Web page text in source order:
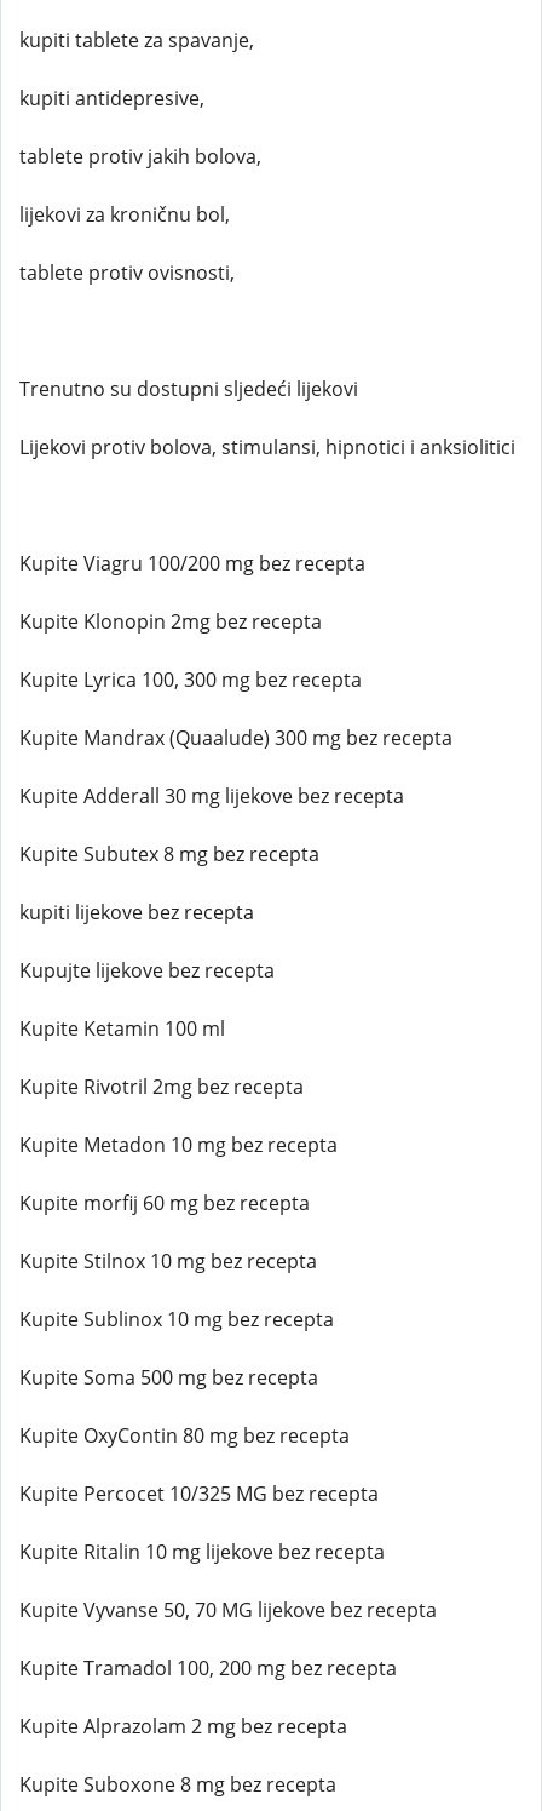
kupiti tablete za spavanje,
kupiti antidepresive,
tablete protiv jakih bolova,
lijekovi za kroničnu bol,
tablete protiv ovisnosti,
Trenutno su dostupni sljedeći lijekovi
Lijekovi protiv bolova, stimulansi, hipnotici i anksiolitici
Kupite Viagru 100/200 mg bez recepta
Kupite Klonopin 2mg bez recepta
Kupite Lyrica 100, 300 mg bez recepta
Kupite Mandrax (Quaalude) 300 mg bez recepta
Kupite Adderall 30 mg lijekove bez recepta
Kupite Subutex 8 mg bez recepta
kupiti lijekove bez recepta
Kupujte lijekove bez recepta
Kupite Ketamin 100 ml
Kupite Rivotril 2mg bez recepta
Kupite Metadon 10 mg bez recepta
Kupite morfij 60 mg bez recepta
Kupite Stilnox 10 mg bez recepta
Kupite Sublinox 10 mg bez recepta
Kupite Soma 500 mg bez recepta
Kupite OxyContin 80 mg bez recepta
Kupite Percocet 10/325 MG bez recepta
Kupite Ritalin 10 mg lijekove bez recepta
Kupite Vyvanse 50, 70 MG lijekove bez recepta
Kupite Tramadol 100, 200 mg bez recepta
Kupite Alprazolam 2 mg bez recepta
Kupite Suboxone 8 mg bez recepta